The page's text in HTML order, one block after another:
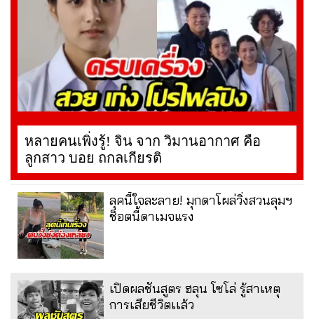
หลายคนเพิ่งรู้! จิน จาก วิมานอากาศ คือ
ลูกสาว บอย ถกลเกียรติ
ลุคนี้ใจละลาย! มุกดาโผล่วิ่งสวนลุมฯ
ช็อตนี้ดาเมจแรง
เปิดผลชันสูตร ฮลุน โซโล่ รู้สาเหตุ
การเสียชีวิตเเล้ว